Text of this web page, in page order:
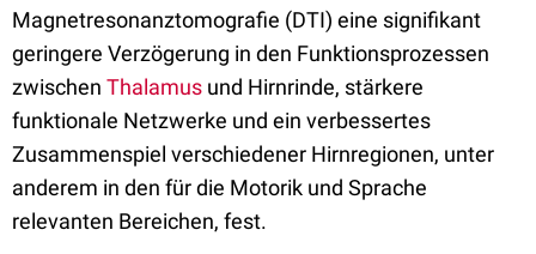
Magnetresonanztomografie (DTI) eine signifikant
geringere Verzögerung in den Funktionsprozessen
zwischen Thalamus und Hirnrinde, stärkere
funktionale Netzwerke und ein verbessertes
Zusammenspiel verschiedener Hirnregionen, unter
anderem in den für die Motorik und Sprache
relevanten Bereichen, fest.